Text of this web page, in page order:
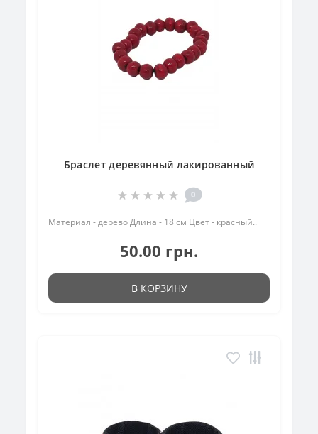
Браслет деревянный лакированный
0
Материал - дерево Длина - 18 см Цвет - красный..
50.00 грн.
В КОРЗИНУ